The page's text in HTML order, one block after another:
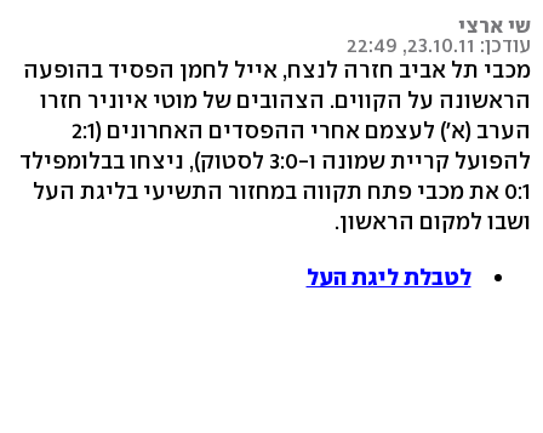
שי ארצי
עודכן: 23.10.11, 22:49
מכבי תל אביב חזרה לנצח, אייל לחמן הפסיד בהופעה
הראשונה על הקווים. הצהובים של מוטי איוניר חזרו
הערב (א') לעצמם אחרי ההפסדים האחרונים (2:1
להפועל קריית שמונה ו-3:0 לסטוק), ניצחו בבלומפילד
0:1 את מכבי פתח תקווה במחזור התשיעי בליגת העל
ושבו למקום הראשון.
לטבלת ליגת העל